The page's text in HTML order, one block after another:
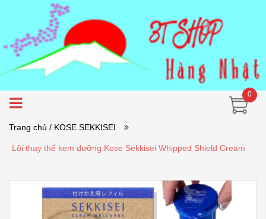
0
Trang chủ / KOSE SEKKISEI
Lõi thay thế kem dưỡng Kose Sekkisei Whipped Shield Cream